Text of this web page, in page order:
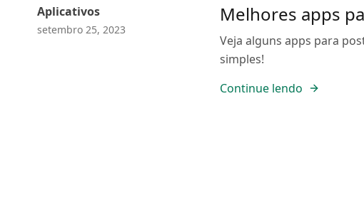
Aplicativos
setembro 25, 2023
Melhores apps
Veja alguns apps para
simples!
Continue lendo